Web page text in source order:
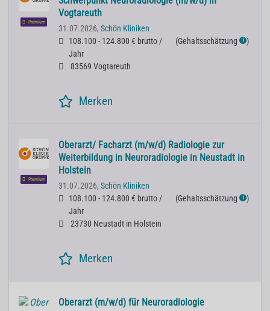
Premium
Vogtareuth
31.07.2026, Schön Kliniken
108.100 - 124.800 € brutto /
Jahr
(Gehaltsschätzung ℹ )
83569 Vogtareuth
Merken
Premium
Oberarzt/ Facharzt (m/w/d) Radiologie zur
Weiterbildung in Neuroradiologie in Neustadt in
Holstein
31.07.2026, Schön Kliniken
108.100 - 124.800 € brutto /
Jahr
(Gehaltsschätzung ℹ )
23730 Neustadt in Holstein
Merken
Oberarzt (m/w/d) für Neuroradiologie